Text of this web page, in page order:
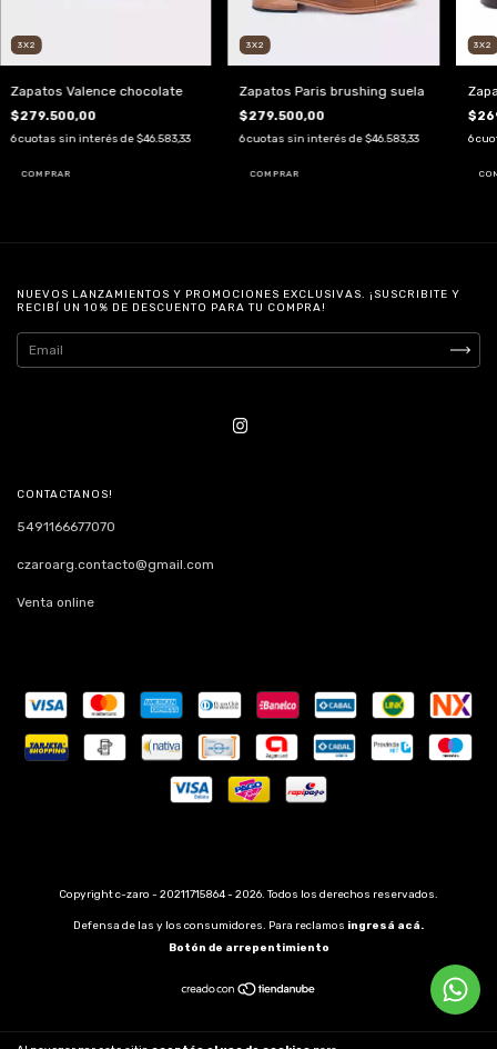
3X2
Zapatos Valence chocolate
$279.500,00
6cuotas sin interés de$46.583,33
COMPRAR
3X2
Zapatos Paris brushing suela
$279.500,00
6cuotas sin interés de$46.583,33
COMPRAR
3X2
6
NUEVOS LANZAMIENTOS Y PROMOCIONES EXCLUSIVAS. ¡SUSCRIBITE Y
RECIBÍ UN 10% DE DESCUENTO PARA TU COMPRA!
CONTACTANOS!
5491166677070
czaroarg.contacto@gmail.com
Venta online
Copyright c-zaro - 20211715864 - 2026. Todos los derechos reservados.
Defensa de las y los consumidores. Para reclamos ingresá acá.
Botón de arrepentimiento